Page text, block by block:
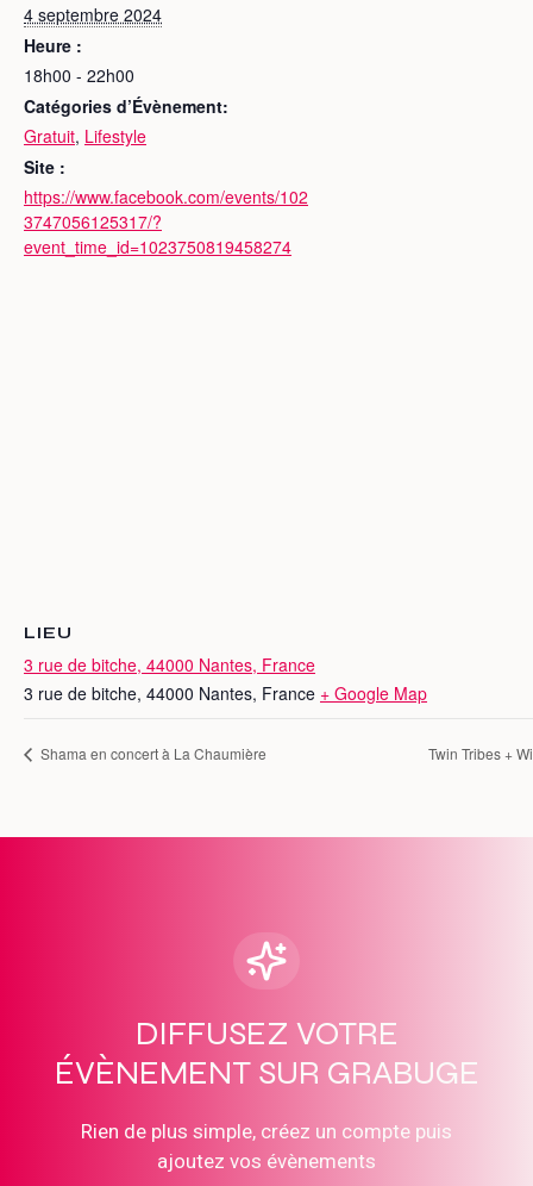
4 septembre 2024
Heure :
18h00 - 22h00
Catégories d’Évènement:
Gratuit, Lifestyle
Site :
https://www.facebook.com/events/102
3747056125317/?
event_time_id=1023750819458274
LIEU
3 rue de bitche, 44000 Nantes, France
3 rue de bitche, 44000 Nantes, France + Google Map
Shama en concert à La Chaumière Twin Tribes +
DIFFUSEZ VOTRE
ÉVÈNEMENT SUR GRABUGE
Rien de plus simple, créez un compte puis
ajoutez vos évènements